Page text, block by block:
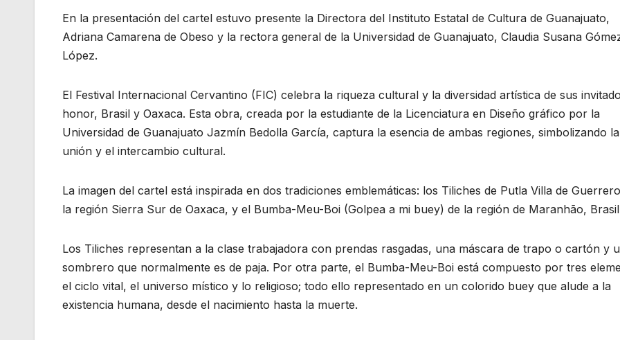
En la presentación del cartel estuvo presente la Directora del Instituto Estatal de Cultura de Guanajuato,
Adriana Camarena de Obeso y la rectora general de la Universidad de Guanajuato, Claudia Susana
López.
El Festival Internacional Cervantino (FIC) celebra la riqueza cultural y la diversidad artística de sus
honor, Brasil y Oaxaca. Esta obra, creada por la estudiante de la Licenciatura en Diseño gráfico por la
Universidad de Guanajuato Jazmín Bedolla García, captura la esencia de ambas regiones, simbolizando la
unión y el intercambio cultural.
La imagen del cartel está inspirada en dos tradiciones emblemáticas: los Tiliches de Putla Villa de
la región Sierra Sur de Oaxaca, y el Bumba-Meu-Boi (Golpea a mi buey) de la región de Maranhão,
Los Tiliches representan a la clase trabajadora con prendas rasgadas, una máscara de trapo o cartón y
sombrero que normalmente es de paja. Por otra parte, el Bumba-Meu-Boi está compuesto por tres
el ciclo vital, el universo místico y lo religioso; todo ello representado en un colorido buey que alude a la
existencia humana, desde el nacimiento hasta la muerte.